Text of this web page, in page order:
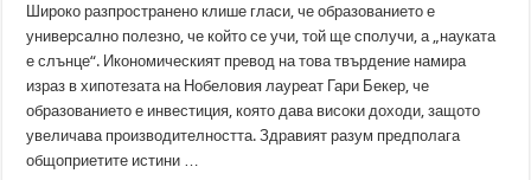
Широко разпространено клише гласи, че образованието е
универсално полезно, че който се учи, той ще сполучи, а „науката
е слънце“. Икономическият превод на това твърдение намира
израз в хипотезата на Нобеловия лауреат Гари Бекер, че
образованието е инвестиция, която дава високи доходи, защото
увеличава производителността. Здравият разум предполага
общоприетите истини …